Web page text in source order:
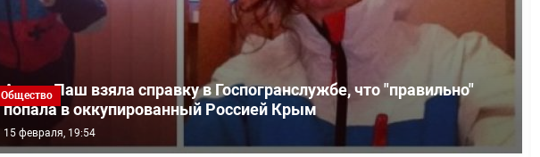
Общество
Алина Паш взяла справку в Госпогранслужбе, что "правильно"
попала в оккупированный Россией Крым
15 февраля, 19:54